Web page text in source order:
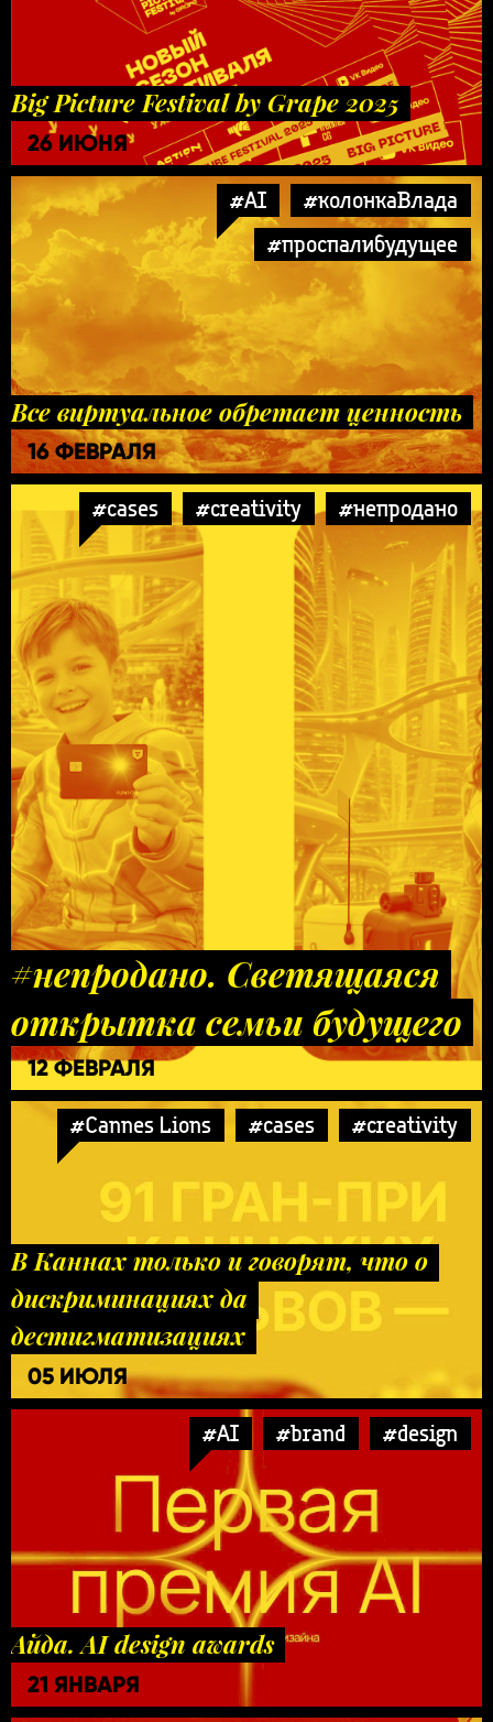
Big Picture Festival by Grape 2025
26 ИЮНЯ
#AI
#колонкаВлада
#проспалибудущее
Все виртуальное обретает ценность
16 ФЕВРАЛЯ
#cases #creativity #непродано
#непродано. Светящаяся
открытка семьи будущего
12 ФЕВРАЛЯ
#Cannes Lions #cases #creativity
В Каннах только и говорят, что о
дискриминациях да
дестигматизациях
05 ИЮЛЯ
#AI #brand #design
Айда. AI design awards
21 ЯНВАРЯ